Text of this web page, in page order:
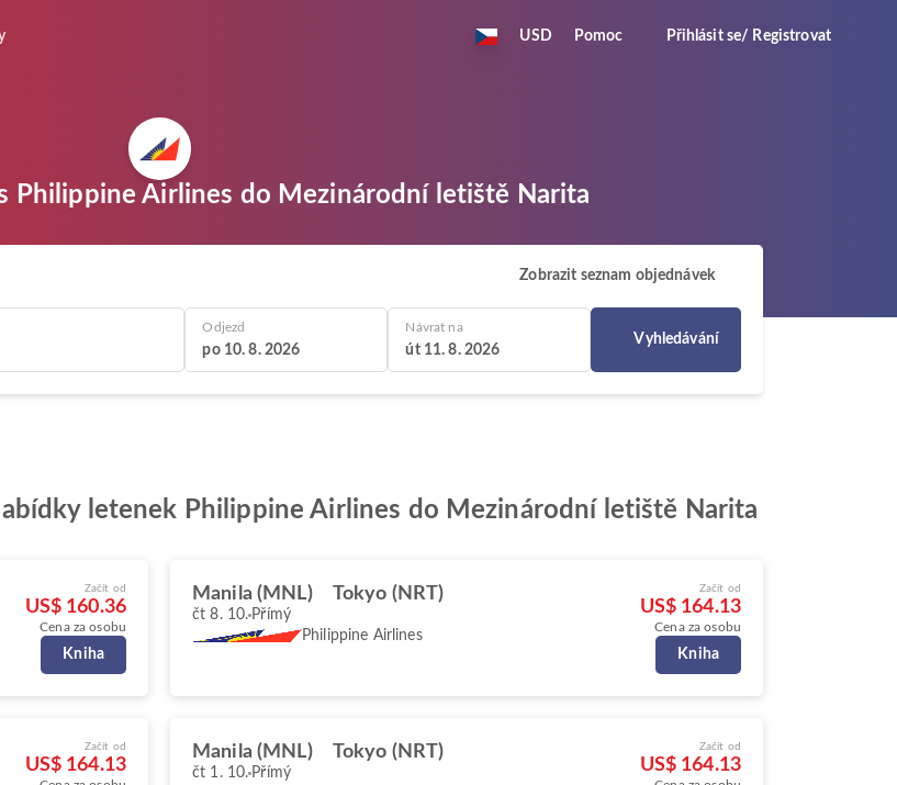
USD Pomoc Přihlásit se/ Registrovat
Philippine Airlines do Mezinárodní letiště Narita
Zobrazit seznam objednávek
Odjezd
po 10. 8. 2026
Návrat na
út 11. 8. 2026
Vyhledávání
letenek Philippine Airlines do Mezinárodní letiště Narita
Začít od
US$ 160.36
Cena za osobu
Kniha
Manila (MNL) Tokyo (NRT)
čt 8. 10. Přímý
Philippine Airlines
Začít od
US$ 164.13
Cena za osobu
Kniha
Začít od
US$ 164.13
Manila (MNL) Tokyo (NRT)
čt 1. 10. Přímý
Začít od
US$ 164.13